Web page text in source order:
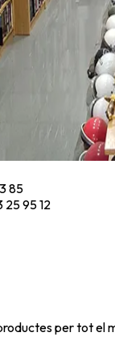
85
95 12
per tot el